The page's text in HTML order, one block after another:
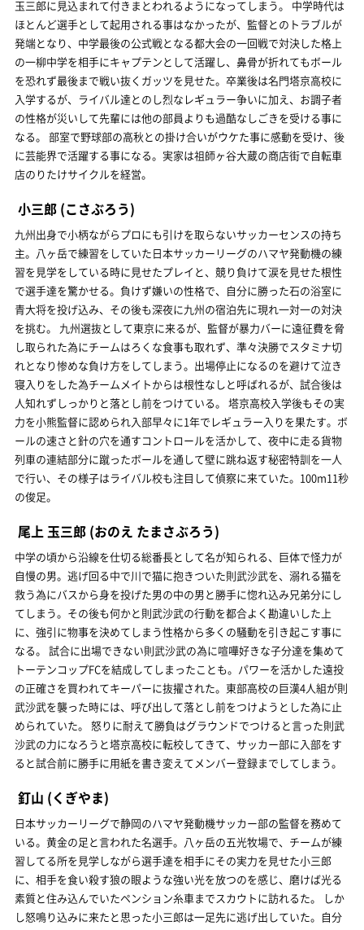
玉三郎に見込まれて付きまとわれるようになってしまう。 中学時代は
ほとんど選手として起用される事はなかったが、監督とのトラブルが
発端となり、中学最後の公式戦となる都大会の一回戦で対決した格上
の一柳中学を相手にキャプテンとして活躍し、鼻骨が折れてもボール
を恐れず最後まで戦い抜くガッツを見せた。卒業後は名門塔京高校に
入学するが、ライバル達とのし烈なレギュラー争いに加え、お調子者
の性格が災いして先輩には他の部員よりも過酷なしごきを受ける事に
なる。 部室で野球部の高秋との掛け合いがウケた事に感動を受け、後
に芸能界で活躍する事になる。実家は祖師ヶ谷大蔵の商店街で自転車
店のりたけサイクルを経営。
小三郎 (こさぶろう)
九州出身で小柄ながらプロにも引けを取らないサッカーセンスの持ち
主。八ヶ岳で練習をしていた日本サッカーリーグのハマヤ発動機の練
習を見学をしている時に見せたプレイと、競り負けて涙を見せた根性
で選手達を驚かせる。負けず嫌いの性格で、自分に勝った石の浴室に
青大将を投げ込み、その後も深夜に九州の宿泊先に現れ一対一の対決
を挑む。 九州選抜として東京に来るが、監督が暴力バーに遠征費を脅
し取られた為にチームはろくな食事も取れず、準々決勝でスタミナ切
れとなり惨めな負け方をしてしまう。出場停止になるのを避けて泣き
寝入りをした為チームメイトからは根性なしと呼ばれるが、試合後は
人知れずしっかりと落とし前をつけている。 塔京高校入学後もその実
力を小熊監督に認められ入部早々に1年でレギュラー入りを果たす。ボ
ールの速さと針の穴を通すコントロールを活かして、夜中に走る貨物
列車の連結部分に蹴ったボールを通して壁に跳ね返す秘密特訓を一人
で行い、その様子はライバル校も注目して偵察に来ていた。100m11秒
の俊足。
尾上 玉三郎 (おのえ たまさぶろう)
中学の頃から沿線を仕切る総番長として名が知られる、巨体で怪力が
自慢の男。逃げ回る中で川で猫に抱きついた則武沙武を、溺れる猫を
救う為にバスから身を投げた男の中の男と勝手に惚れ込み兄弟分にし
てしまう。その後も何かと則武沙武の行動を都合よく勘違いした上
に、強引に物事を決めてしまう性格から多くの騒動を引き起こす事に
なる。 試合に出場できない則武沙武の為に喧嘩好きな子分達を集めて
トーテンコップFCを結成してしまったことも。パワーを活かした遠投
の正確さを買われてキーパーに抜擢された。東部高校の巨漢4人組が則
武沙武を襲った時には、呼び出して落とし前をつけようとした為に止
められていた。 怒りに耐えて勝負はグラウンドでつけると言った則武
沙武の力になろうと塔京高校に転校してきて、サッカー部に入部をす
ると試合前に勝手に用紙を書き変えてメンバー登録までしてしまう。
釘山 (くぎやま)
日本サッカーリーグで静岡のハマヤ発動機サッカー部の監督を務めて
いる。黄金の足と言われた名選手。八ヶ岳の五光牧場で、チームが練
習してる所を見学しながら選手達を相手にその実力を見せた小三郎
に、相手を食い殺す狼の眼ような強い光を放つのを感じ、磨けば光る
素質と住み込んでいたペンション糸車までスカウトに訪れるた。 しか
し怒鳴り込みに来たと思った小三郎は一足先に逃げ出していた。自分